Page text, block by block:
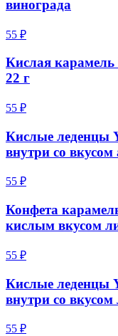
винограда
55 ₽
Кислая карамель
22 г
55 ₽
Кислые леденцы
внутри со вкусом
55 ₽
Конфета
кислым вкусом
55 ₽
Кислые леденцы
внутри со
55 ₽